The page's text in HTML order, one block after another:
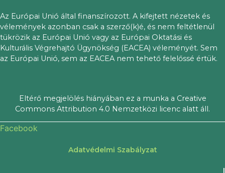
Az Európai Unió által finanszírozott. A kifejtett nézetek és
vélemények azonban csak a szerző(k)é, és nem feltétlenül
tükrözik az Európai Unió vagy az Európai Oktatási és
Kulturális Végrehajtó Ügynökség (EACEA) véleményét. Sem
az Európai Unió, sem az EACEA nem tehető felelőssé értük.
Eltérő megjelölés hiányában ez a munka a Creative
Commons Attribution 4.0 Nemzetközi licenc alatt áll.
Facebook
Adatvédelmi Szabályzat